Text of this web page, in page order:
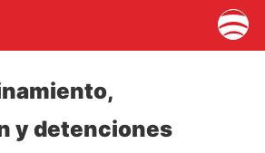
y detenciones